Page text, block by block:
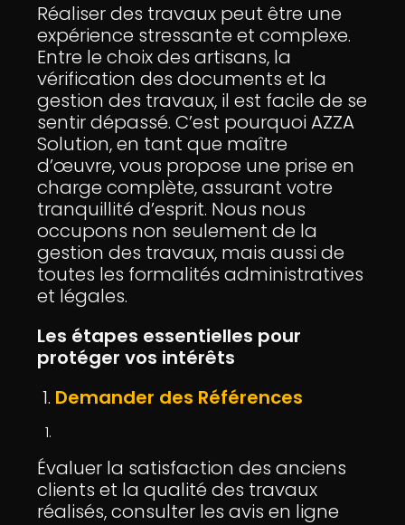
Réaliser des travaux peut être une
expérience stressante et complexe.
Entre le choix des artisans, la
vérification des documents et la
gestion des travaux, il est facile de se
sentir dépassé. C’est pourquoi AZZA
Solution, en tant que maître
d’œuvre, vous propose une prise en
charge complète, assurant votre
tranquillité d’esprit. Nous nous
occupons non seulement de la
gestion des travaux, mais aussi de
toutes les formalités administratives
et légales.
Les étapes essentielles pour
protéger vos intérêts
Demander des Références
Évaluer la satisfaction des anciens
clients et la qualité des travaux
réalisés, consulter les avis en ligne